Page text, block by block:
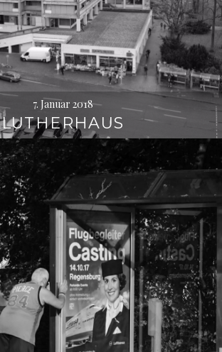
7. Januar 2018
LUTHERHAUS